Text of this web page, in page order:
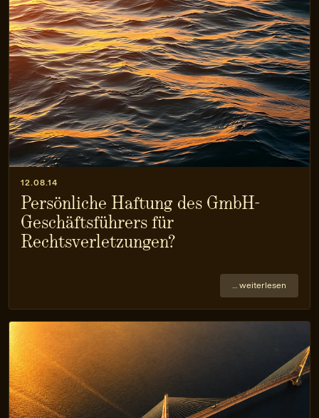
12.08.14
Persönliche Haftung des GmbH-
Geschäftsführers für
Rechtsverletzungen?
… weiterlesen